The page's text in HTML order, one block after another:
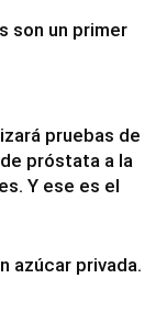
son un primer
pruebas de
próstata a la
Y ese es el
azúcar privada.